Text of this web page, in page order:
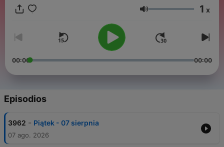
Biblii, pomagające odkrywać w życiu Bożą obecność i
Volumen 1 x
00:00 00:00
Episodios
3962 - Piątek - 07 sierpnia
07 ago. 2026